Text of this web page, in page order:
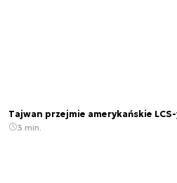
Tajwan przejmie amerykańskie LCS-
3 min.